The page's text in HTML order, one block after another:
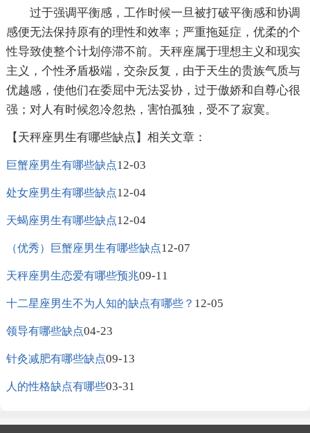
过于强调平衡感，工作时候一旦被打破平衡感和协调
感便无法保持原有的理性和效率；严重拖延症，优柔的个
性导致使整个计划停滞不前。天秤座属于理想主义和现实
主义，个性矛盾极端，交杂反复，由于天生的贵族气质与
优越感，使他们在委屈中无法妥协，过于傲娇和自尊心很
强；对人有时候忽冷忽热，害怕孤独，受不了寂寞。
【天秤座男生有哪些缺点】相关文章：
巨蟹座男生有哪些缺点12-03
处女座男生有哪些缺点12-04
天蝎座男生有哪些缺点12-04
（优秀）巨蟹座男生有哪些缺点12-07
天秤座男生恋爱有哪些预兆09-11
十二星座男生不为人知的缺点有哪些？ 12-05
领导有哪些缺点04-23
针灸减肥有哪些缺点09-13
人的性格缺点有哪些03-31